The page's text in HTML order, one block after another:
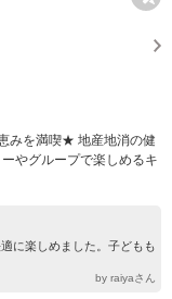
みを満喫★ 地産地消の健
やグループで楽しめるキ
に楽しめました。子どもも
by raiyaさん